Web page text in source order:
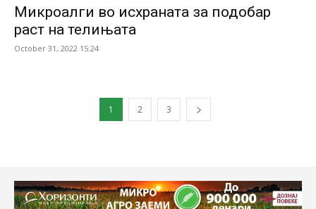
Микроалги во исхраната за подобар
раст на телињата
October 31, 2022 15:24
1 2 3